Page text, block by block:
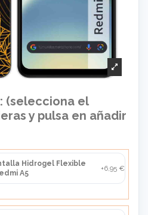
(selecciona el
y pulsa en añadir
Hidrogel Flexible
A5
+6,95 €